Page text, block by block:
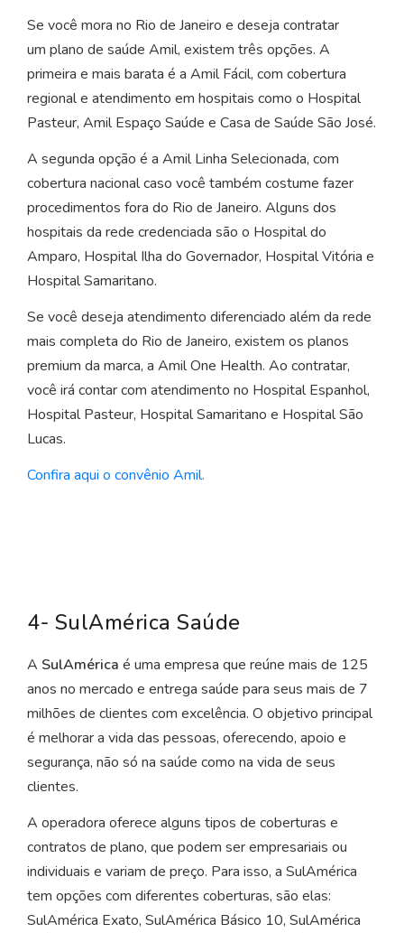
Se você mora no Rio de Janeiro e deseja contratar
um plano de saúde Amil, existem três opções. A
primeira e mais barata é a Amil Fácil, com cobertura
regional e atendimento em hospitais como o Hospital
Pasteur, Amil Espaço Saúde e Casa de Saúde São José.
A segunda opção é a Amil Linha Selecionada, com
cobertura nacional caso você também costume fazer
procedimentos fora do Rio de Janeiro. Alguns dos
hospitais da rede credenciada são o Hospital do
Amparo, Hospital Ilha do Governador, Hospital Vitória e
Hospital Samaritano.
Se você deseja atendimento diferenciado além da rede
mais completa do Rio de Janeiro, existem os planos
premium da marca, a Amil One Health. Ao contratar,
você irá contar com atendimento no Hospital Espanhol,
Hospital Pasteur, Hospital Samaritano e Hospital São
Lucas.
Confira aqui o convênio Amil.
4- SulAmérica Saúde
A SulAmérica é uma empresa que reúne mais de 125
anos no mercado e entrega saúde para seus mais de 7
milhões de clientes com excelência. O objetivo principal
é melhorar a vida das pessoas, oferecendo, apoio e
segurança, não só na saúde como na vida de seus
clientes.
A operadora oferece alguns tipos de coberturas e
contratos de plano, que podem ser empresariais ou
individuais e variam de preço. Para isso, a SulAmérica
tem opções com diferentes coberturas, são elas:
SulAmérica Exato, SulAmérica Básico 10, SulAmérica